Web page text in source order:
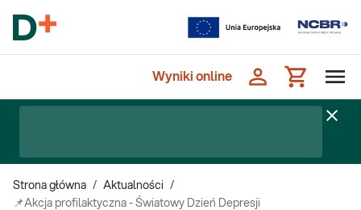
Wyniki online
Strona główna / Aktualności
/
📌Akcja profilaktyczna - Światowy Dzień Depresji